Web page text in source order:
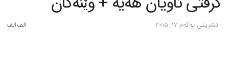
تشرینی یه‌كه‌م 17, 2015